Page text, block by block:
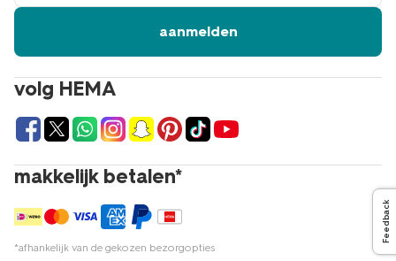
volg HEMA
makkelijk betalen*
*afhankelijk van de gekozen bezorgopties
aanmelden
Feedback